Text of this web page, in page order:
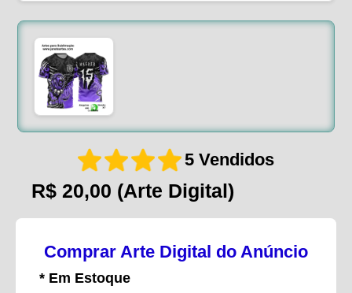
5 Vendidos
R$ 20,00 (Arte Digital)
Comprar Arte Digital do Anúncio
* Em Estoque